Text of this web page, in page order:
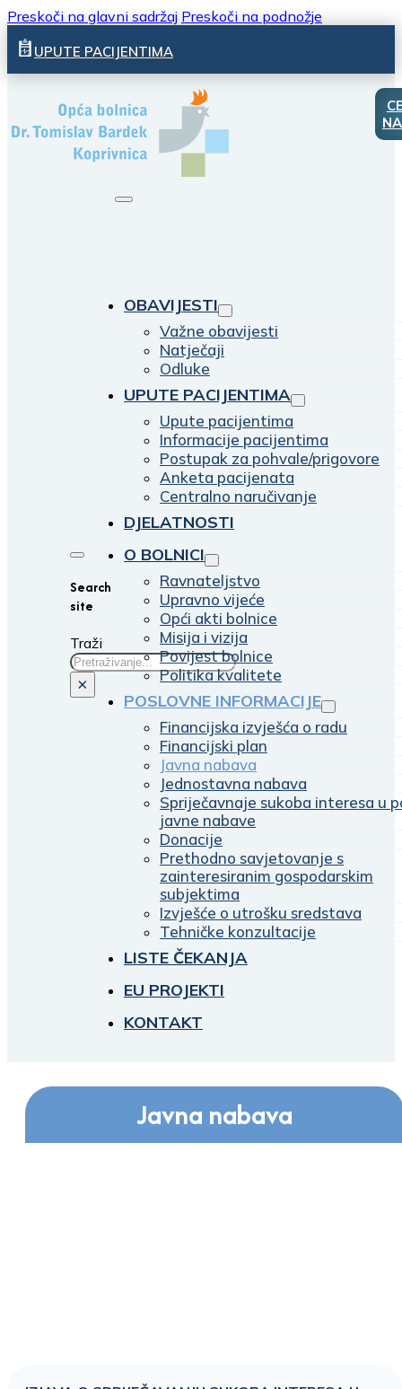
Preskoči na glavni sadržaj Preskoči na podnožje
UPUTE PACIJENTIMA
Search
site
Traži
×
OBAVIJESTI
Važne obavijesti
Natječaji
Odluke
UPUTE PACIJENTIMA
Upute pacijentima
Informacije pacijentima
Postupak za pohvale/prigovore
Anketa pacijenata
Centralno naručivanje
DJELATNOSTI
O BOLNICI
Ravnateljstvo
Upravno vijeće
Opći akti bolnice
Misija i vizija
Povijest bolnice
Politika kvalitete
POSLOVNE INFORMACIJE
Financijska izvješća o radu
Financijski plan
Javna nabava
Jednostavna nabava
Spriječavnaje sukoba interesa u
javne nabave
Donacije
Prethodno savjetovanje s
zainteresiranim gospodarskim
subjektima
Izvješće o utrošku sredstava
Tehničke konzultacije
LISTE ČEKANJA
EU PROJEKTI
KONTAKT
Javna nabava